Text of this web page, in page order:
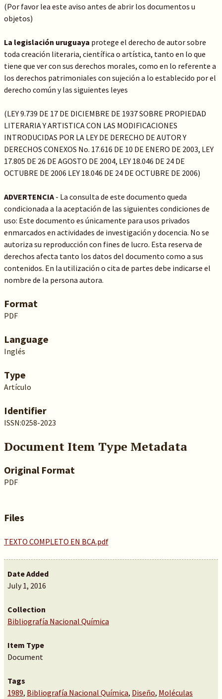
(Por favor lea este aviso antes de abrir los documentos u
objetos)
La legislación uruguaya protege el derecho de autor sobre
toda creación literaria, científica o artística, tanto en lo que
tiene que ver con sus derechos morales, como en lo referente a
los derechos patrimoniales con sujeción a lo establecido por el
derecho común y las siguientes leyes
(LEY 9.739 DE 17 DE DICIEMBRE DE 1937 SOBRE PROPIEDAD
LITERARIA Y ARTISTICA CON LAS MODIFICACIONES
INTRODUCIDAS POR LA LEY DE DERECHO DE AUTOR Y
DERECHOS CONEXOS No. 17.616 DE 10 DE ENERO DE 2003, LEY
17.805 DE 26 DE AGOSTO DE 2004, LEY 18.046 DE 24 DE
OCTUBRE DE 2006 LEY 18.046 DE 24 DE OCTUBRE DE 2006)
ADVERTENCIA- La consulta de este documento queda
condicionada a la aceptación de las siguientes condiciones de
uso: Este documento es únicamente para usos privados
enmarcados en actividades de investigación y docencia. No se
autoriza su reproducción con fines de lucro. Esta reserva de
derechos afecta tanto los datos del documento como a sus
contenidos. En la utilización o cita de partes debe indicarse el
nombre de la persona autora.
Format
PDF
Language
Inglés
Type
Artículo
Identifier
ISSN:0258-2023
Document Item Type Metadata
Original Format
PDF
Files
TEXTO COMPLETO EN BCA.pdf
Date Added
July 1, 2016
Collection
Bibliografía Nacional Química
Item Type
Document
Tags
1989, Bibliografía Nacional Química, Diseño, Moléculas